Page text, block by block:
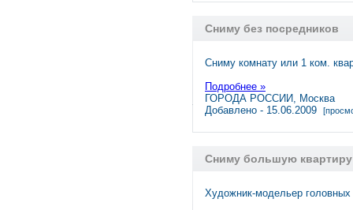
Сниму без посредников
Сниму комнату или 1 ком.
Подробнее »
ГОРОДА РОССИИ, Москва
Добавлено - 15.06.2009
Сниму большую квартиру
Художник-модельер